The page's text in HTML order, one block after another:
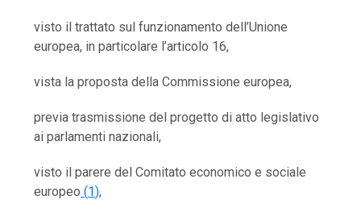
visto il trattato sul funzionamento dell’Unione
europea, in particolare l’articolo 16,
vista la proposta della Commissione europea,
previa trasmissione del progetto di atto legislativo
ai parlamenti nazionali,
visto il parere del Comitato economico e sociale
europeo (1),